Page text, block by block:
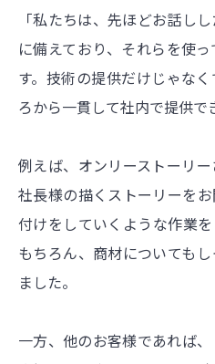
「私たちは、先ほどお話し
に備えており、それらを使
す。技術の提供だけじゃな
ろから一貫して社内で提供で
例えば、オンリーストーリ
社長様の描くストーリーを
付けをしていくような作業
もちろん、商材についても
ました。
一方、他のお客様であれば